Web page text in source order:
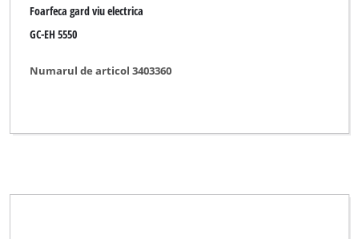
Foarfeca gard viu electrica
GC-EH 5550
Numarul de articol 3403360